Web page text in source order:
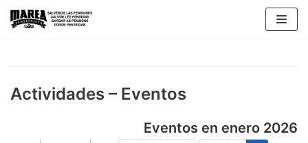
Saltar
Actividades – Eventos
Eventos en enero 2026